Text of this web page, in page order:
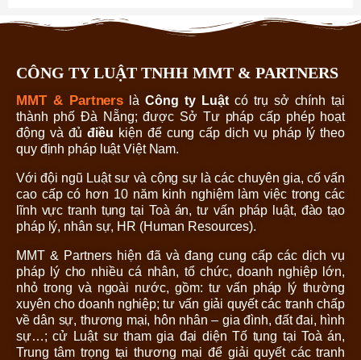
CÔNG TY LUẬT TNHH MMT & PARTNERS
MMT & Partners làCông ty Luậtcó trụ sở chính tại
thành phố Đà Nẵng; được Sở Tư pháp cấp phép hoạt
động và đủđiều kiện để cung cấp dịch vụ pháp lý theo
quy định pháp luật Việt Nam.
Với đội ngũ Luật sư và cộng sự là các chuyên gia, cố vấn
cao cấp có hơn 10 năm kinh nghiệm làm việc trong các
lĩnh vực tranh tụng tại Toà án, tư vấn pháp luật, đào tạo
pháp lý, nhân sự, HR (Human Resources).
MMT & Partners hiện đã và đang cung cấp các dịch vụ
pháp lý cho nhiều cá nhân, tổ chức, doanh nghiệp lớn,
nhỏ trong và ngoài nước, gồm: tư vấn pháp lý thường
xuyên cho doanh nghiệp; tư vấn giải quyết các tranh chấp
về dân sự, thương mại, hôn nhân – gia đình, đất đai, hình
sự…; cử Luật sư tham gia đại diện Tố tụng tại Toà án,
Trung tâm trọng tại thương mại để giải quyết các tranh